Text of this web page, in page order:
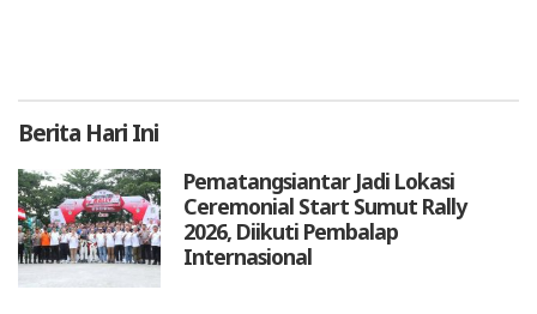
Berita Hari Ini
Pematangsiantar Jadi Lokasi
Ceremonial Start Sumut Rally
2026, Diikuti Pembalap
Internasional